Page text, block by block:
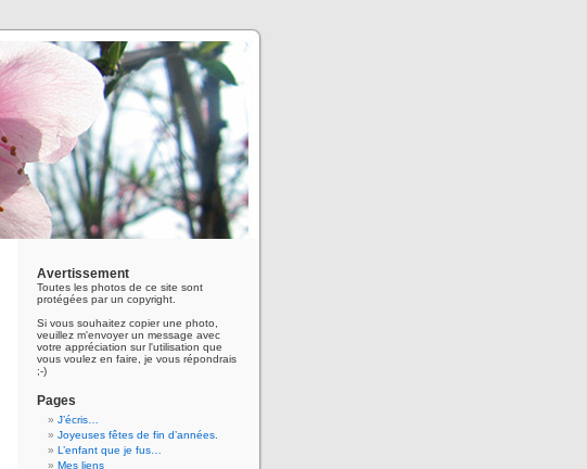
Avertissement
Toutes les photos de ce site sont
protégées par un copyright.
Si vous souhaitez copier une photo,
veuillez m'envoyer un message avec
votre appréciation sur l'utilisation que
vous voulez en faire, je vous répondrais
;-)
Pages
J’écris…
Joyeuses fêtes de fin d’années.
L’enfant que je fus…
Mes liens